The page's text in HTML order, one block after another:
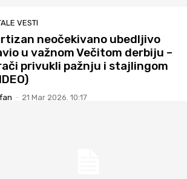
VESTI
neočekivano ubedljivo
u važnom Večitom derbiju –
privukli pažnju i stajlingom
- 21 Mar 2026. 10:17